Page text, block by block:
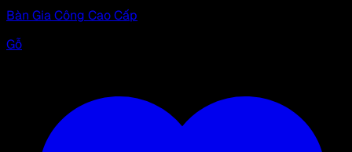
Bàn Gia Công Cao Cấp
Gỗ